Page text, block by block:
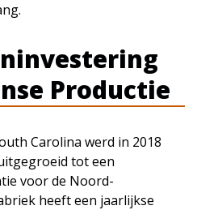
Productie
Carolina werd in 2018
tot een
voor de Noord-
heeft een jaarlijkse